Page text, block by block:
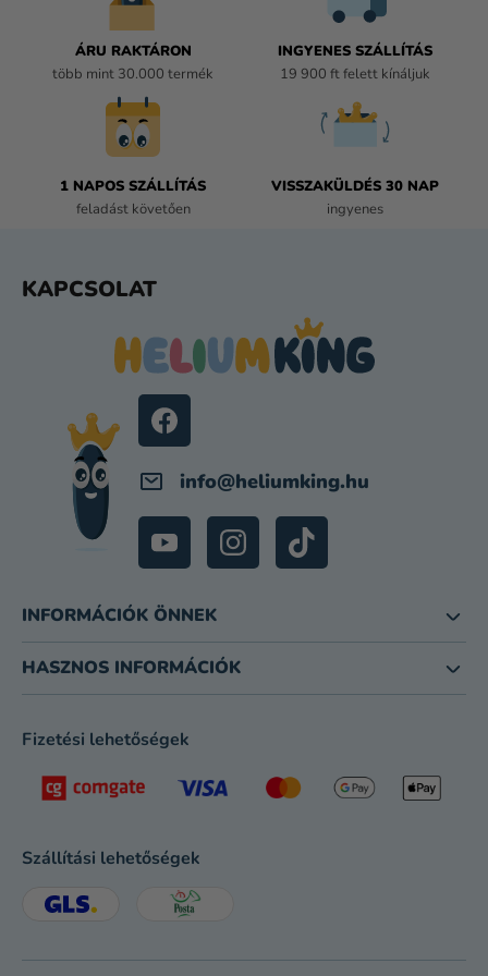
ÁRU RAKTÁRON
több mint 30.000 termék
INGYENES SZÁLLÍTÁS
19 900 ft felett kínáljuk
1 NAPOS SZÁLLÍTÁS
feladást követően
VISSZAKÜLDÉS 30 NAP
ingyenes
KAPCSOLAT
info@heliumking.hu
INFORMÁCIÓK ÖNNEK
HASZNOS INFORMÁCIÓK
Fizetési lehetőségek
Szállítási lehetőségek